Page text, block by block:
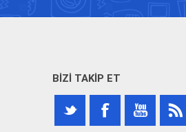
BIZI TAKIP ET